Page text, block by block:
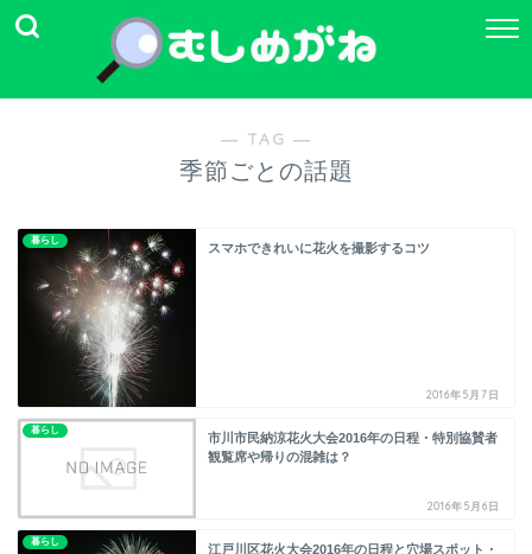
― TAG ―
季節ごとの話題
暮らし
スマホできれいに花火を撮影するコツ
2016年5月7日
暮らし
市川市民納涼花火大会2016年の日程・特別協賛者
観覧席や帰りの混雑は？
2016年5月6日
暮らし
江戸川区花火大会2016年の日程と穴場スポット・